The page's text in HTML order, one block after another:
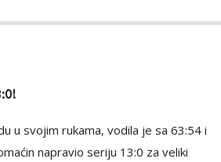
u svojim rukama, vodila je sa 63:54 i
napravio seriju 13:0 za veliki